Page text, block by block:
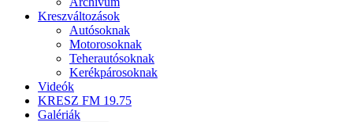
Kreszváltozások
Autósoknak
Motorosoknak
Teherautósoknak
Kerékpárosoknak
Videók
KRESZ FM 19.75
Galériák